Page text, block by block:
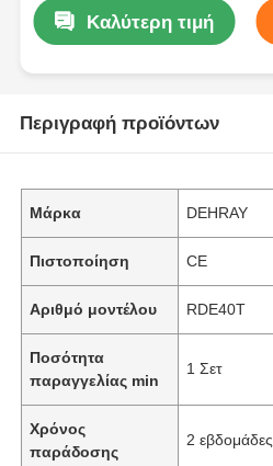
Καλύτερη τιμή
Περιγραφή προϊόντων
Μάρκα DEHRAY
Πιστοποίηση CE
Αριθμό μοντέλου RDE40T
Ποσότητα
παραγγελίας min
1 Σετ
Χρόνος
παράδοσης
2 εβδομάδες